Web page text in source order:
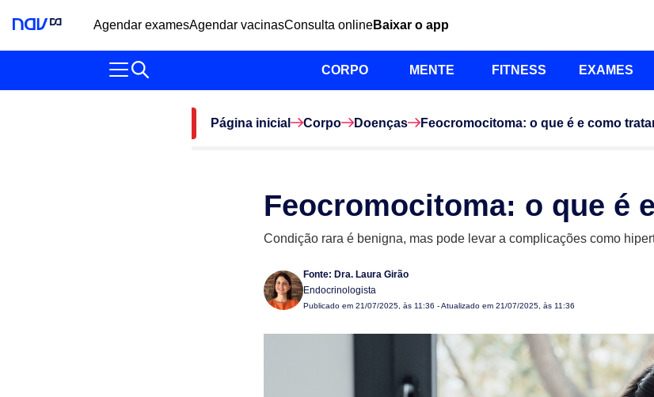
Agendar examesAgendar vacinasConsulta onlineBaixar o app
CORPO MENTE FITNESS EXAMES
Página inicial Corpo Doenças Feocromocitoma: o que é e como
Feocromocitoma: o que é
Condição rara é benigna, mas pode levar a complicações como
Fonte: Dra. Laura Girão
Endocrinologista
Publicado em 21/07/2025, às 11:36 - Atualizado em 21/07/2025, às 11:36